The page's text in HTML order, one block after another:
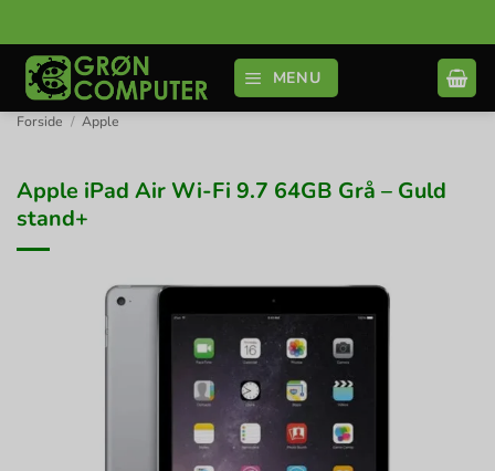
til
indhold
MENU
Forside / Apple
Apple iPad Air Wi-Fi 9.7 64GB Grå – Guld
stand+